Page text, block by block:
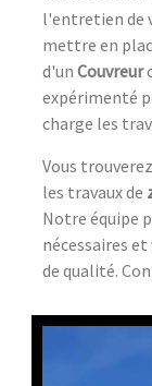
l'entretien de
mettre en
d'un Couvreur
expérimenté
charge les
Vous
les travaux de
Notre équipe
nécessaires
de qualité.